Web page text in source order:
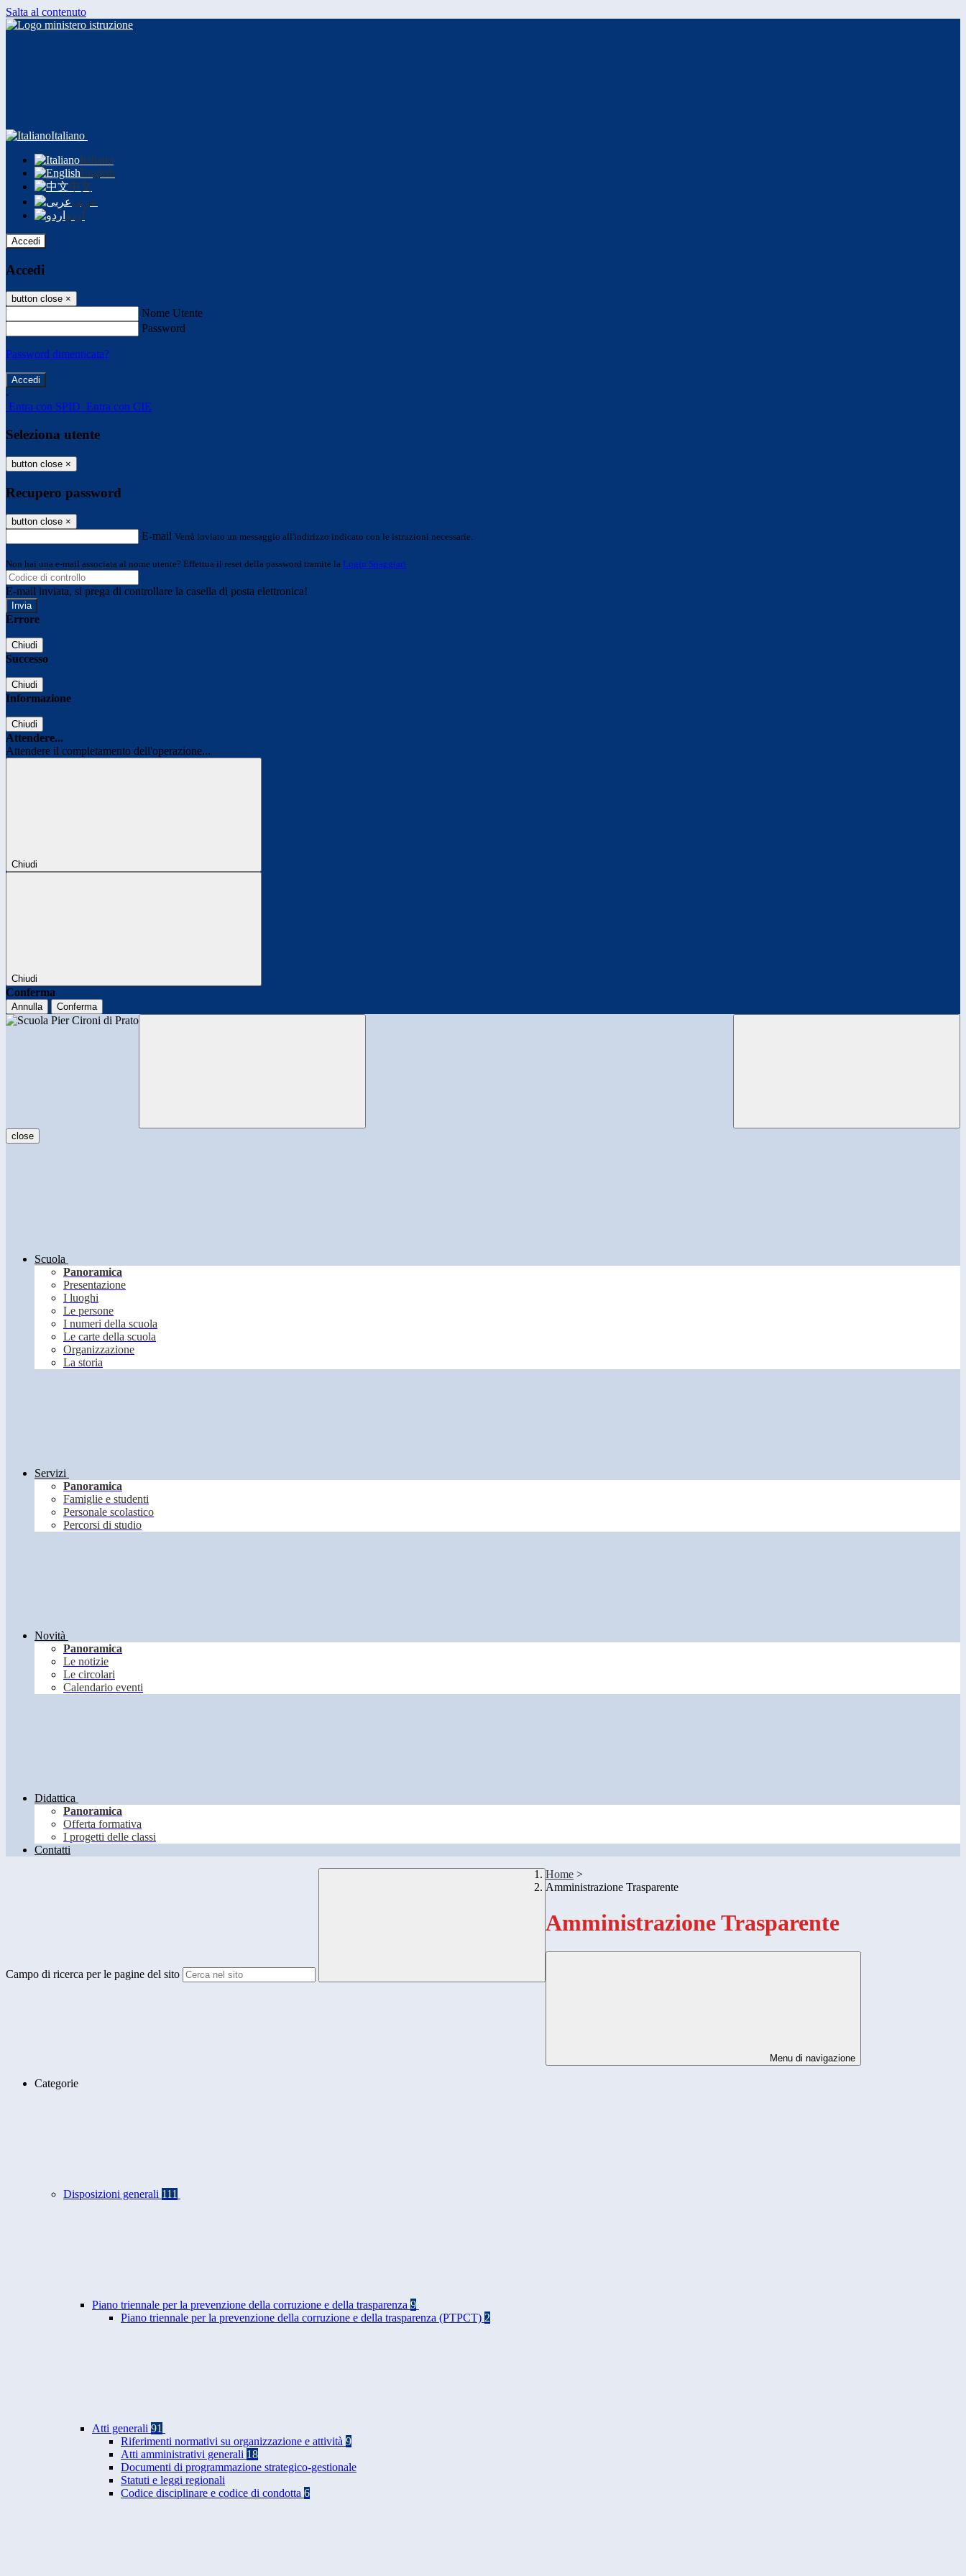
Salta al contenuto
Italiano
Italiano
English
中文
عربى
اردو
Accedi
Accedi
button close ×
Nome Utente
Password
Password dimenticata?
-
Entra con SPID Entra con CIE
Seleziona utente
button close ×
Recupero password
button close ×
E-mail Verrà inviato un messaggio all'indirizzo indicato con le istruzioni necessarie.
Non hai una e-mail associata al nome utente? Effettua il reset della password tramite la Login Spaggiari
E-mail inviata, si prega di controllare la casella di posta elettronica!
Errore
Chiudi
Successo
Chiudi
Informazione
Chiudi
Attendere...
Attendere il completamento dell'operazione...
Chiudi
Chiudi
Conferma
Annulla Conferma
close
Scuola
Panoramica
Presentazione
I luoghi
Le persone
I numeri della scuola
Le carte della scuola
Organizzazione
La storia
Servizi
Panoramica
Famiglie e studenti
Personale scolastico
Percorsi di studio
Novità
Panoramica
Le notizie
Le circolari
Calendario eventi
Didattica
Panoramica
Offerta formativa
I progetti delle classi
Contatti
Campo di ricerca per le pagine del sito
Home >
Amministrazione Trasparente
Amministrazione Trasparente
Menu di navigazione
Categorie
Disposizioni generali 111
Piano triennale per la prevenzione della corruzione e della trasparenza 9
Piano triennale per la prevenzione della corruzione e della trasparenza (PTPCT) 2
Atti generali 91
Riferimenti normativi su organizzazione e attività 9
Atti amministrativi generali 18
Documenti di programmazione strategico-gestionale
Statuti e leggi regionali
Codice disciplinare e codice di condotta 6